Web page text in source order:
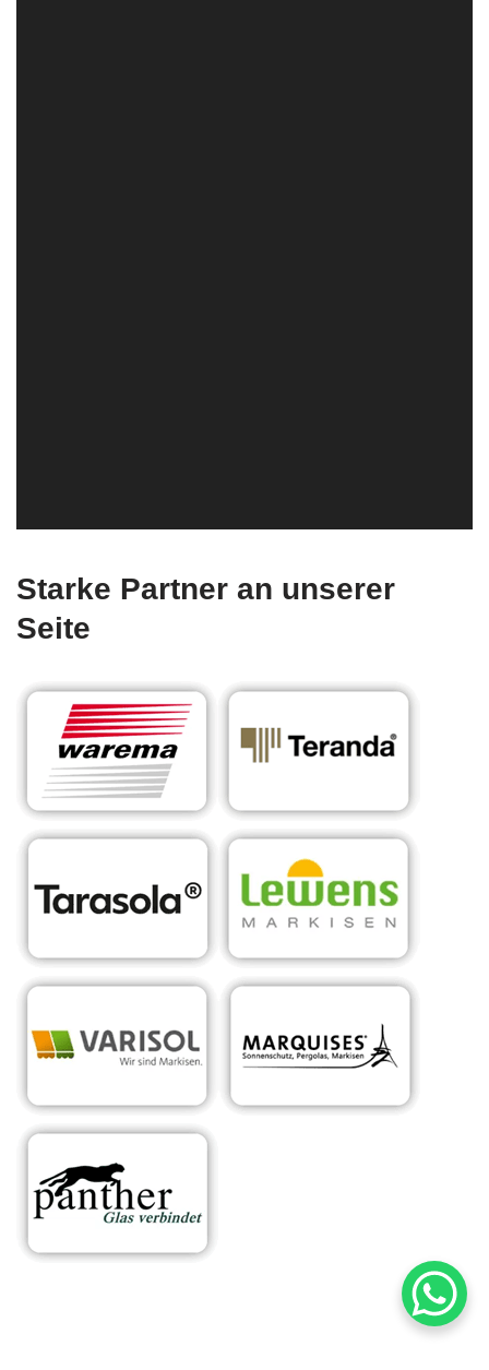
Starke Partner an unserer
Seite
für